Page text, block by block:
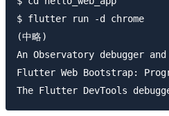
$ flutter run -d chrome
(中略)
An Observatory debugger
Flutter Web Bootstrap: